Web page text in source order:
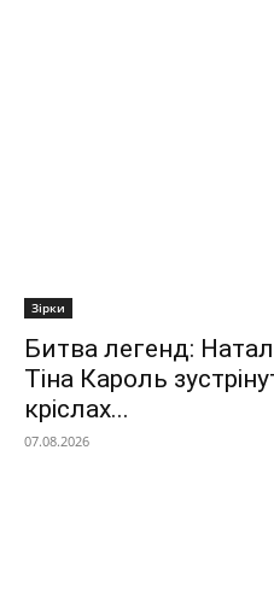
Зірки
Битва легенд:
Тіна Кароль
кріслах...
07.08.2026